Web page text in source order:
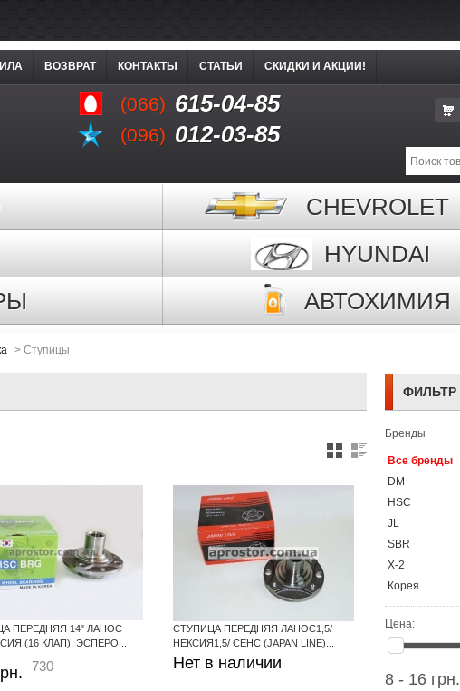
(066) 615-04-85
(096) 012-03-85
ВОЗВРАТ КОНТАКТЫ СТАТЬИ СКИДКИ И АКЦИИ!
CHEVROLET
HYUNDAI
АВТОХИМИЯ
> Ступицы
ПЕРЕДНЯЯ 14" ЛАНОС
(16 КЛАП), ЭСПЕРО...
730
СТУПИЦА ПЕРЕДНЯЯ ЛАНОС1,5/
НЕКСИЯ1,5/ СЕНС (JAPAN LINE)...
Нет в наличии
ФИЛЬТР
Бренды
Все бренды
DM
HSC
JL
SBR
X-2
Корея
Цена:
8 - 16 грн.